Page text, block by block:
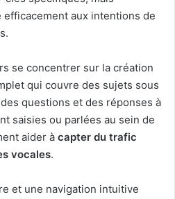
aux intentions de
se concentrer sur la création
qui couvre des sujets sous
questions et des réponses à
saisies ou parlées au sein de
aider à capter du trafic
vocales.
et une navigation intuitive